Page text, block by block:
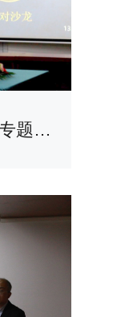
工程分会开展新形势下税务专题讲座